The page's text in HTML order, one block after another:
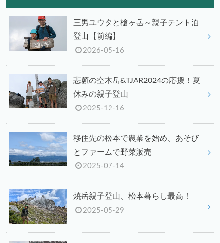
三男ユウタと槍ヶ岳～親子テント泊
登山【前編】
2026-05-16
悲願の空木岳&TJAR2024の応援！夏
休みの親子登山
2025-12-16
移住先の松本で農業を始め、あそび
とファームで野菜販売
2025-07-14
焼岳親子登山、松本暮らし最高！
2025-05-29